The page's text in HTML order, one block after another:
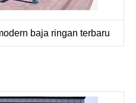
baja ringan terbaru